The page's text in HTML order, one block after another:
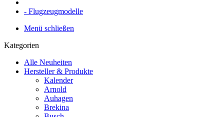
- Flugzeugmodelle
Menü schließen
Kategorien
Alle Neuheiten
Hersteller & Produkte
Kalender
Arnold
Auhagen
Brekina